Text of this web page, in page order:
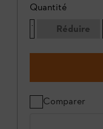
Quantité
Réduire
Comparer